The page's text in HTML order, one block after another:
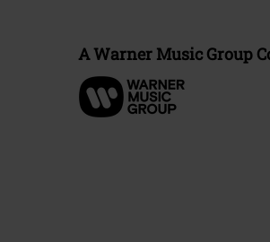
A Warner Music Group